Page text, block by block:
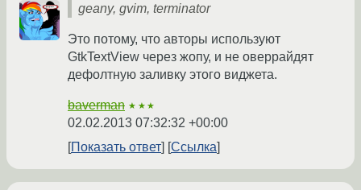
geany, gvim, terminator
Это потому, что авторы используют
GtkTextView через жопу, и не оверрайдят
дефолтную заливку этого виджета.
baverman ★★★
02.02.2013 07:32:32 +00:00
Показать ответ
Ссылка